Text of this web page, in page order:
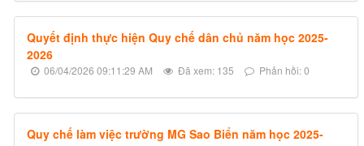
Quyết định thực hiện Quy chế dân chủ năm học 2025-
2026
06/04/2026 09:11:29 AM Đã xem: 135 Phản hồi: 0
Quy chế làm việc trường MG Sao Biển năm học 2025-